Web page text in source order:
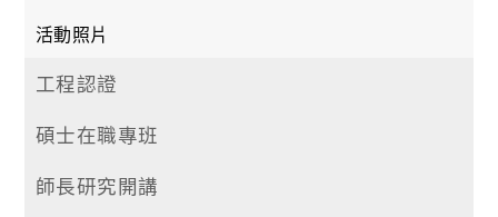
活動照片
工程認證
碩士在職專班
師長研究開講